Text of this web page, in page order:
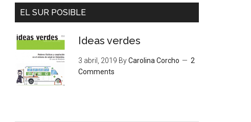
EL SUR POSIBLE
Ideas verdes
3 abril, 2019 ByCarolina Corcho
2
Comments